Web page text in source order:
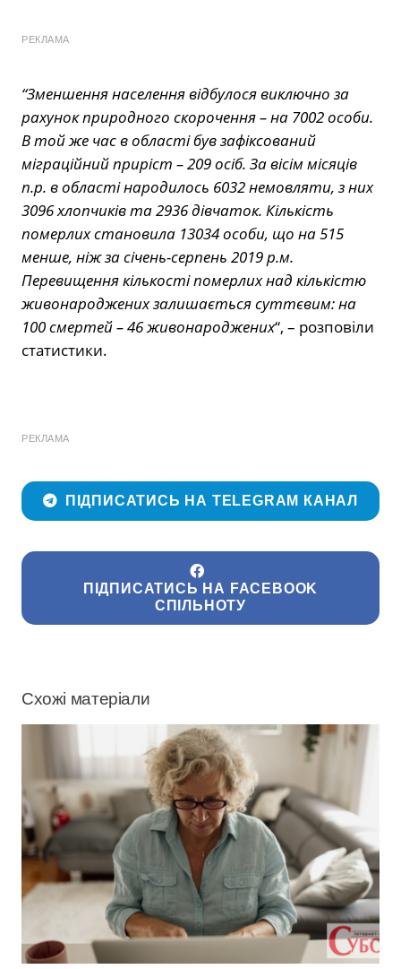
РЕКЛАМА
“Зменшення населення відбулося виключно за
рахунок природного скорочення – на 7002 особи.
В той же час в області був зафіксований
міграційний приріст – 209 осіб. За вісім місяців
п.р. в області народилось 6032 немовляти, з них
3096 хлопчиків та 2936 дівчаток. Кількість
померлих становила 13034 особи, що на 515
менше, ніж за січень-серпень 2019 р.м.
Перевищення кількості померлих над кількістю
живонароджених залишається суттєвим: на
100 смертей – 46 живонароджених“, – розповіли
статистики.
РЕКЛАМА
ПІДПИСАТИСЬ НА TELEGRAM КАНАЛ
ПІДПИСАТИСЬ НА FACEBOOK
СПІЛЬНОТУ
Схожі матеріали